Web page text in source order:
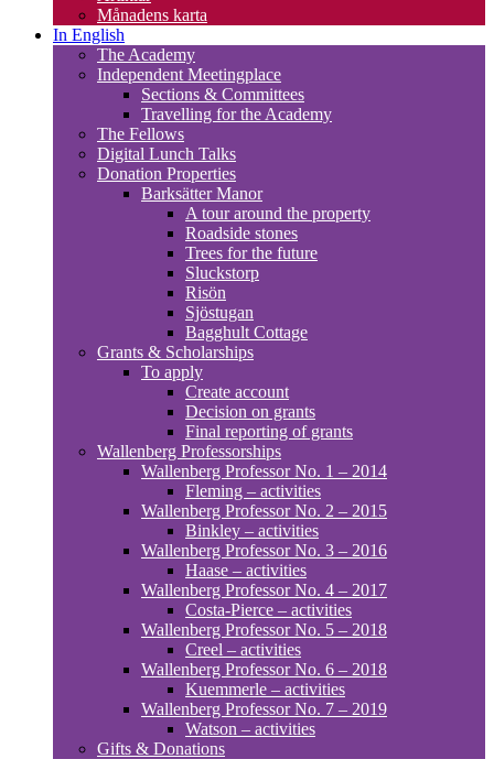
Månadens karta
In English
The Academy
Independent Meetingplace
Sections & Committees
Travelling for the Academy
The Fellows
Digital Lunch Talks
Donation Properties
Barksätter Manor
A tour around the property
Roadside stones
Trees for the future
Sluckstorp
Risön
Sjöstugan
Bagghult Cottage
Grants & Scholarships
To apply
Create account
Decision on grants
Final reporting of grants
Wallenberg Professorships
Wallenberg Professor No. 1 – 2014
Fleming – activities
Wallenberg Professor No. 2 – 2015
Binkley – activities
Wallenberg Professor No. 3 – 2016
Haase – activities
Wallenberg Professor No. 4 – 2017
Costa-Pierce – activities
Wallenberg Professor No. 5 – 2018
Creel – activities
Wallenberg Professor No. 6 – 2018
Kuemmerle – activities
Wallenberg Professor No. 7 – 2019
Watson – activities
Gifts & Donations